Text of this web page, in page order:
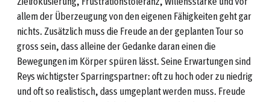
allem der Überzeugung von den eigenen Fähigkeiten geht gar
nichts. Zusätzlich muss die Freude an der geplanten Tour so
gross sein, dass alleine der Gedanke daran einen die
Bewegungen im Körper spüren lässt. Seine Erwartungen sind
Reys wichtigster Sparringspartner: oft zu hoch oder zu niedrig
und oft so realistisch, dass umgeplant werden muss. Freude